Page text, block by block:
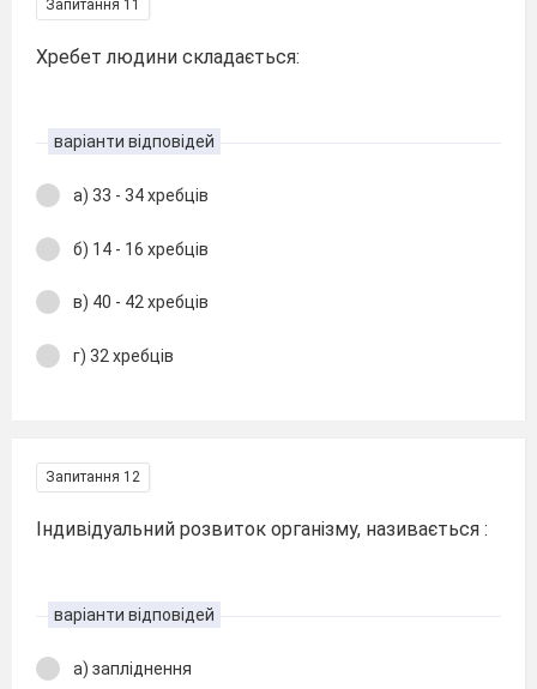
Запитання 11
Хребет людини складається:
варіанти відповідей
а) 33 - 34 хребців
б) 14 - 16 хребців
в) 40 - 42 хребців
г) 32 хребців
Запитання 12
Індивідуальний розвиток організму, називається :
варіанти відповідей
а) запліднення